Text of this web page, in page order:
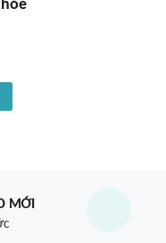
MỚI